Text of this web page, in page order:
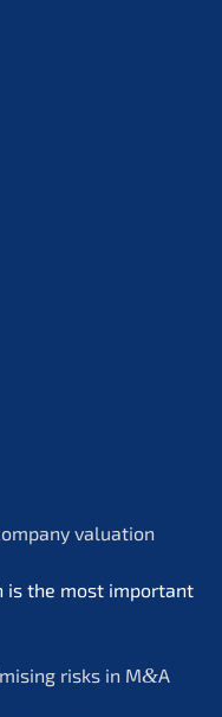
valua­ti­on
is the most important
risks in M&A